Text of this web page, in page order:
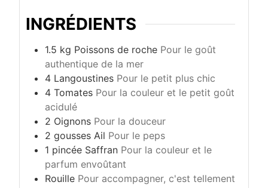
INGRÉDIENTS
1.5 kg Poissons de roche Pour le goût
authentique de la mer
4 Langoustines Pour le petit plus chic
4 Tomates Pour la couleur et le petit goût
acidulé
2 Oignons Pour la douceur
2 gousses Ail Pour le peps
1 pincée Saffran Pour la couleur et le
parfum envoûtant
Rouille Pour accompagner, c'est tellement